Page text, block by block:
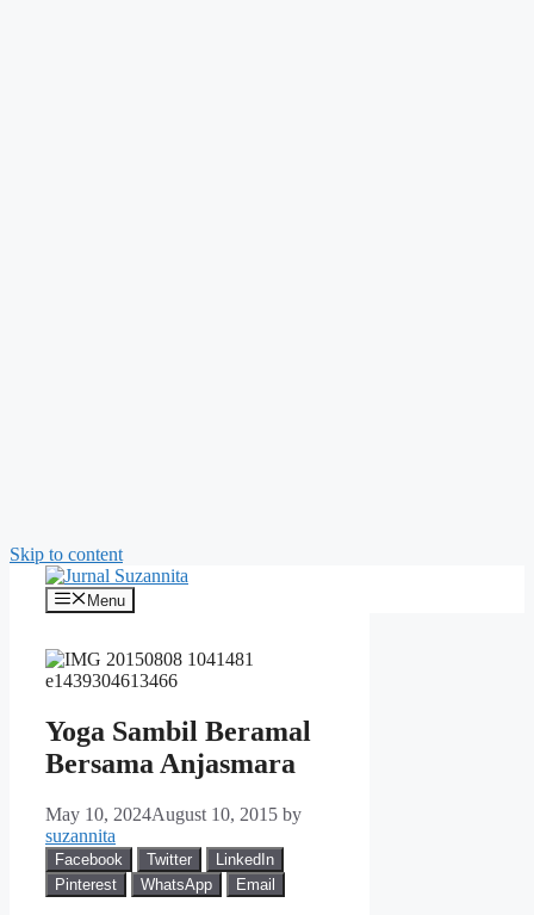
Skip to content
Menu
Yoga Sambil Beramal
Bersama Anjasmara
May 10, 2024August 10, 2015 by
suzannita
Facebook Twitter
LinkedIn
Pinterest
WhatsApp Email